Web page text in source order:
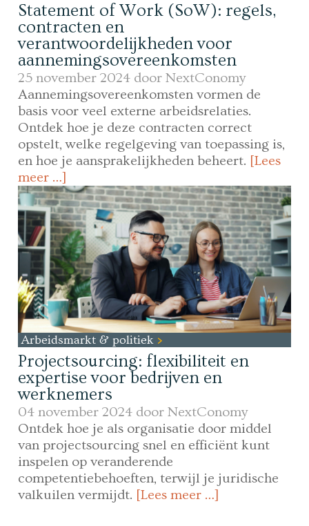
Statement of Work (SoW): regels,
contracten en
verantwoordelijkheden voor
aannemingsovereenkomsten
25 november 2024 doorNextConomy
Aannemingsovereenkomsten vormen de
basis voor veel externe arbeidsrelaties.
Ontdek hoe je deze contracten correct
opstelt, welke regelgeving van toepassing is,
en hoe je aansprakelijkheden beheert. [Lees
meer …]
Arbeidsmarkt & politiek
Projectsourcing: flexibiliteit en
expertise voor bedrijven en
werknemers
04 november 2024 doorNextConomy
Ontdek hoe je als organisatie door middel
van projectsourcing snel en efficiënt kunt
inspelen op veranderende
competentiebehoeften, terwijl je juridische
valkuilen vermijdt. [Lees meer …]